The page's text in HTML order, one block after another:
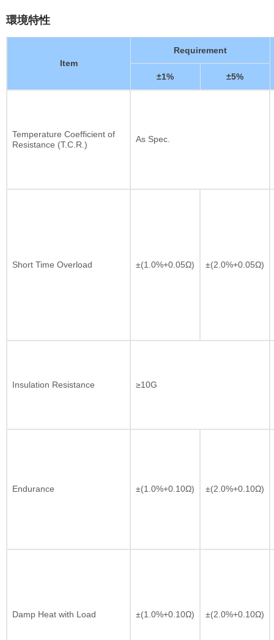
環境特性
Item
Requirement
±1% ±5%
Temperature Coefficient of
Resistance (T.C.R.)
As Spec.
Short Time Overload ±(1.0%+0.05Ω) ±(2.0%+0.05Ω)
Insulation Resistance ≥10G
Endurance ±(1.0%+0.10Ω) ±(2.0%+0.10Ω)
Damp Heat with Load ±(1.0%+0.10Ω) ±(2.0%+0.10Ω)